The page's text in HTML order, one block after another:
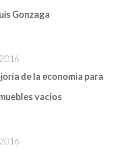
Gonzaga
de la economía para
vacíos